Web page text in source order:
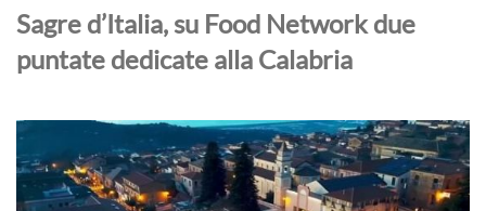
Sagre d’Italia, su Food Network due
puntate dedicate alla Calabria